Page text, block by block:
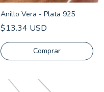
Anillo Vera - Plata 925
$13.34 USD
Comprar